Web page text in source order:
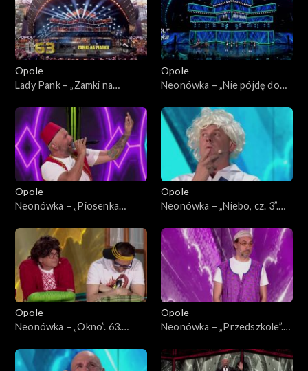
Lady Pank
Opole
Lady Pank – „Zamki na
45-lecia zespołu Lady Pank
Opole
Neonówka – „Nie pójdę do
kabaretu Neo-Nówka
Opole
Neonówka – „Piosenka
kabaretu Neo-Nówka
Opole
Neonówka – „Niebo, cz. 3”.
Neo-Nówka
Opole
Neonówka – „Okno”. 63.
Nówka
Opole
Neonówka – „Przedszkole”.
Neo-Nówka